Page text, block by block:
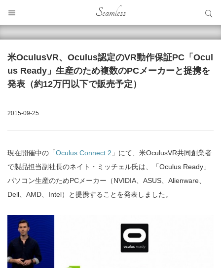
Seamless
米OculusVR、Oculus認定のVR動作保証PC「Ocul
us Ready」生産のため複数のPCメーカーと提携を
発表（約12万円以下で販売予定）
2015-09-25
現在開催中の「Oculus Connect 2 」にて、米OculusVR共同創業者
で製品担当副社長のネイト・ミッチェル氏は、「Oculus Ready」
パソコン生産のためPCメーカー（NVIDIA、ASUS、Alienware、
Dell、AMD、Intel）と提携することを発表しました。
サイト内検索